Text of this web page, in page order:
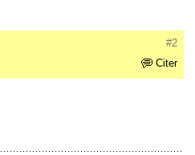
#2
Citer